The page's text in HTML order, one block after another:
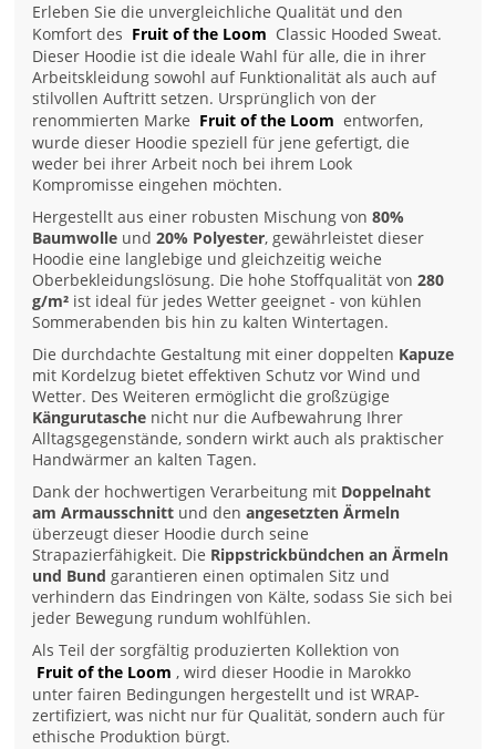
Erleben Sie die unvergleichliche Qualität und den
Komfort des Fruit of the Loom Classic Hooded Sweat.
Dieser Hoodie ist die ideale Wahl für alle, die in ihrer
Arbeitskleidung sowohl auf Funktionalität als auch auf
stilvollen Auftritt setzen. Ursprünglich von der
renommierten Marke Fruit of the Loom entworfen,
wurde dieser Hoodie speziell für jene gefertigt, die
weder bei ihrer Arbeit noch bei ihrem Look
Kompromisse eingehen möchten.
Hergestellt aus einer robusten Mischung von80%
Baumwolle und20% Polyester, gewährleistet dieser
Hoodie eine langlebige und gleichzeitig weiche
Oberbekleidungslösung. Die hohe Stoffqualität von280
g/m² ist ideal für jedes Wetter geeignet - von kühlen
Sommerabenden bis hin zu kalten Wintertagen.
Die durchdachte Gestaltung mit einer doppelten Kapuze
mit Kordelzug bietet effektiven Schutz vor Wind und
Wetter. Des Weiteren ermöglicht die großzügige
Kängurutasche nicht nur die Aufbewahrung Ihrer
Alltagsgegenstände, sondern wirkt auch als praktischer
Handwärmer an kalten Tagen.
Dank der hochwertigen Verarbeitung mit Doppelnaht
am Armausschnitt und denangesetzten Ärmeln
überzeugt dieser Hoodie durch seine
Strapazierfähigkeit. Die Rippstrickbündchen an Ärmeln
und Bund garantieren einen optimalen Sitz und
verhindern das Eindringen von Kälte, sodass Sie sich bei
jeder Bewegung rundum wohlfühlen.
Als Teil der sorgfältig produzierten Kollektion von
Fruit of the Loom , wird dieser Hoodie in Marokko
unter fairen Bedingungen hergestellt und ist WRAP-
zertifiziert, was nicht nur für Qualität, sondern auch für
ethische Produktion bürgt.